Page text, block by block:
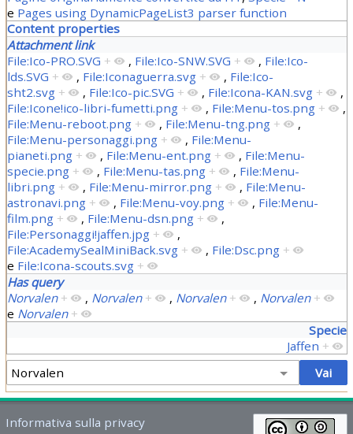
e Pages using DynamicPageList3 parser function
Content properties
Attachment link
File:Ico-PRO.SVG + , File:Ico-SNW.SVG + , File:Ico-
lds.SVG + , File:Iconaguerra.svg + , File:Ico-
sht2.svg + , File:Ico-pic.SVG + , File:Icona-KAN.svg +
,
File:Icone!ico-libri-fumetti.png + , File:Menu-tos.png +
,
File:Menu-reboot.png + , File:Menu-tng.png +
,
File:Menu-personaggi.png + , File:Menu-
pianeti.png + , File:Menu-ent.png + , File:Menu-
specie.png + , File:Menu-tas.png + , File:Menu-
libri.png + , File:Menu-mirror.png + , File:Menu-
astronavi.png + , File:Menu-voy.png + , File:Menu-
film.png + , File:Menu-dsn.png +
,
File:Personaggi!jaffen.jpg +
,
File:AcademySealMiniBack.svg + , File:Dsc.png +
e File:Icona-scouts.svg +
Has query
Norvalen + , Norvalen + , Norvalen + , Norvalen +
e Norvalen +
Specie
Jaffen +
Informativa sulla privacy